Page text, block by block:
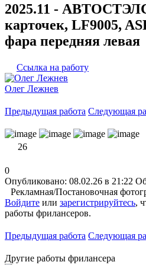
2025.11 -
карточек, LF9005,
фара передняя левая
Ссылка на работу
Олег Лежнев
Предыдущая работа Следующая
26
0
Опубликовано: 08.02.26 в 21:22
Рекламная/Постановочная
Войдите или зарегистрируйтесь,
работы фрилансеров.
Предыдущая работа Следующая
Другие работы фрилансера